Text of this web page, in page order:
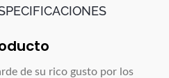
de su rico gusto por los